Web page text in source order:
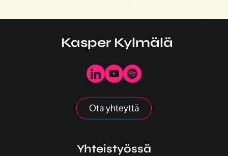
Kasper Kylmälä
Ota yhteyttä
Yhteistyössä